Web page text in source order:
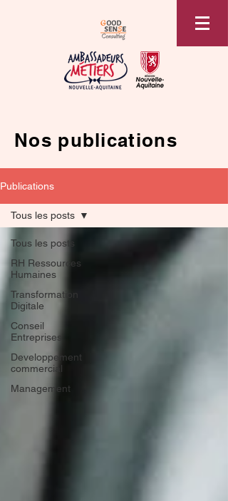
Nos publications
Publications
Tous les posts
RH Ressources
Humaines
Transformation
Digitale
Conseil
Entreprises
Developpement
commercial
Management
Tous les posts